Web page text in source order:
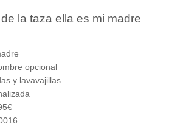
la taza ella es mi madre
opcional
y lavavajillas